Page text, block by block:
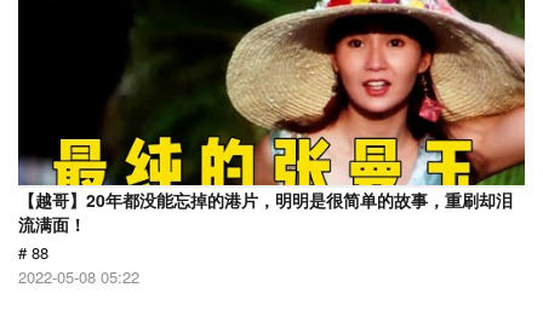
【越哥】20年都没能忘掉的港片，明明是很简单的故事，重刷却泪
流满面！
# 88
2022-05-08 05:22